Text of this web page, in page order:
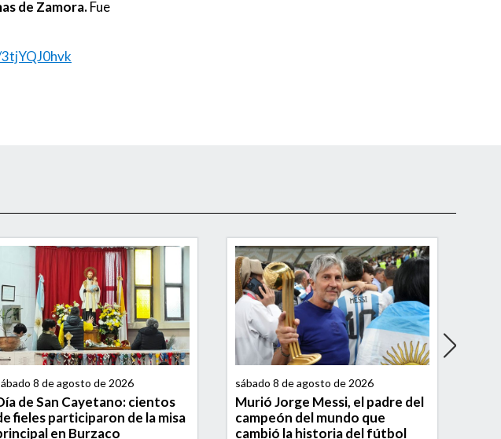
de Zamora.Fue
8 de agosto de 2026
de San Cayetano: cientos
fieles participaron de la misa
en Burzaco
sábado 8 de agosto de 2026
Murió Jorge Messi, el padre del
campeón del mundo que
cambió la historia del fútbol